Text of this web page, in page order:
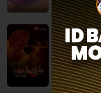
Crime,